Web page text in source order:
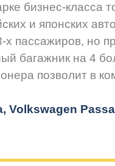
бизнес-класса
и японских
х пассажиров, но
багажник на 4
позволит в
Volkswagen